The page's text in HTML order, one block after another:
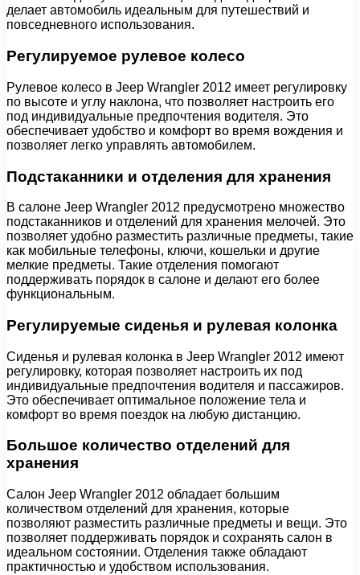
делает автомобиль идеальным для путешествий и
повседневного использования.
Регулируемое рулевое колесо
Рулевое колесо в Jeep Wrangler 2012 имеет регулировку
по высоте и углу наклона, что позволяет настроить его
под индивидуальные предпочтения водителя. Это
обеспечивает удобство и комфорт во время вождения и
позволяет легко управлять автомобилем.
Подстаканники и отделения для хранения
В салоне Jeep Wrangler 2012 предусмотрено множество
подстаканников и отделений для хранения мелочей. Это
позволяет удобно разместить различные предметы, такие
как мобильные телефоны, ключи, кошельки и другие
мелкие предметы. Такие отделения помогают
поддерживать порядок в салоне и делают его более
функциональным.
Регулируемые сиденья и рулевая колонка
Сиденья и рулевая колонка в Jeep Wrangler 2012 имеют
регулировку, которая позволяет настроить их под
индивидуальные предпочтения водителя и пассажиров.
Это обеспечивает оптимальное положение тела и
комфорт во время поездок на любую дистанцию.
Большое количество отделений для
хранения
Салон Jeep Wrangler 2012 обладает большим
количеством отделений для хранения, которые
позволяют разместить различные предметы и вещи. Это
позволяет поддерживать порядок и сохранять салон в
идеальном состоянии. Отделения также обладают
практичностью и удобством использования.